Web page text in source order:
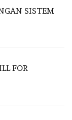
SISTEM
FOR